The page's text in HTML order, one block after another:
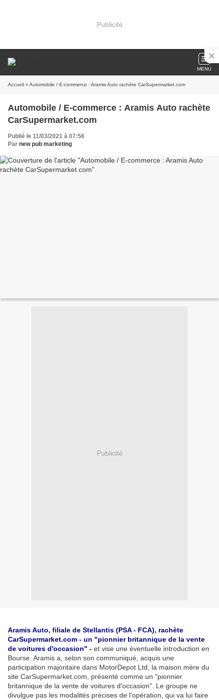
Publicité
MENU
Accueil » Automobile / E-commerce : Aramis Auto rachète CarSupermarket.com
Automobile / E-commerce : Aramis Auto rachète
CarSupermarket.com
Publié le 11/03/2021 à 07:56
Par new pub marketing
Publicité
Aramis Auto, filiale de Stellantis (PSA - FCA), rachète
CarSupermarket.com - un "pionnier britannique de la vente
de voitures d'occasion" - et vise une éventuelle introduction en
Bourse. Aramis a, selon son communiqué, acquis une
participation majoritaire dans MotorDepot Ltd, la maison mère du
site CarSupermarket.com, présenté comme un "pionnier
britannique de la vente de voitures d'occasion". Le groupe ne
divulgue pas les modalités précises de l'opération, qui va lui faire